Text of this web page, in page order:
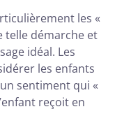
les «
telle démarche et
idéal. Les
les enfants
sentiment qui «
reçoit en